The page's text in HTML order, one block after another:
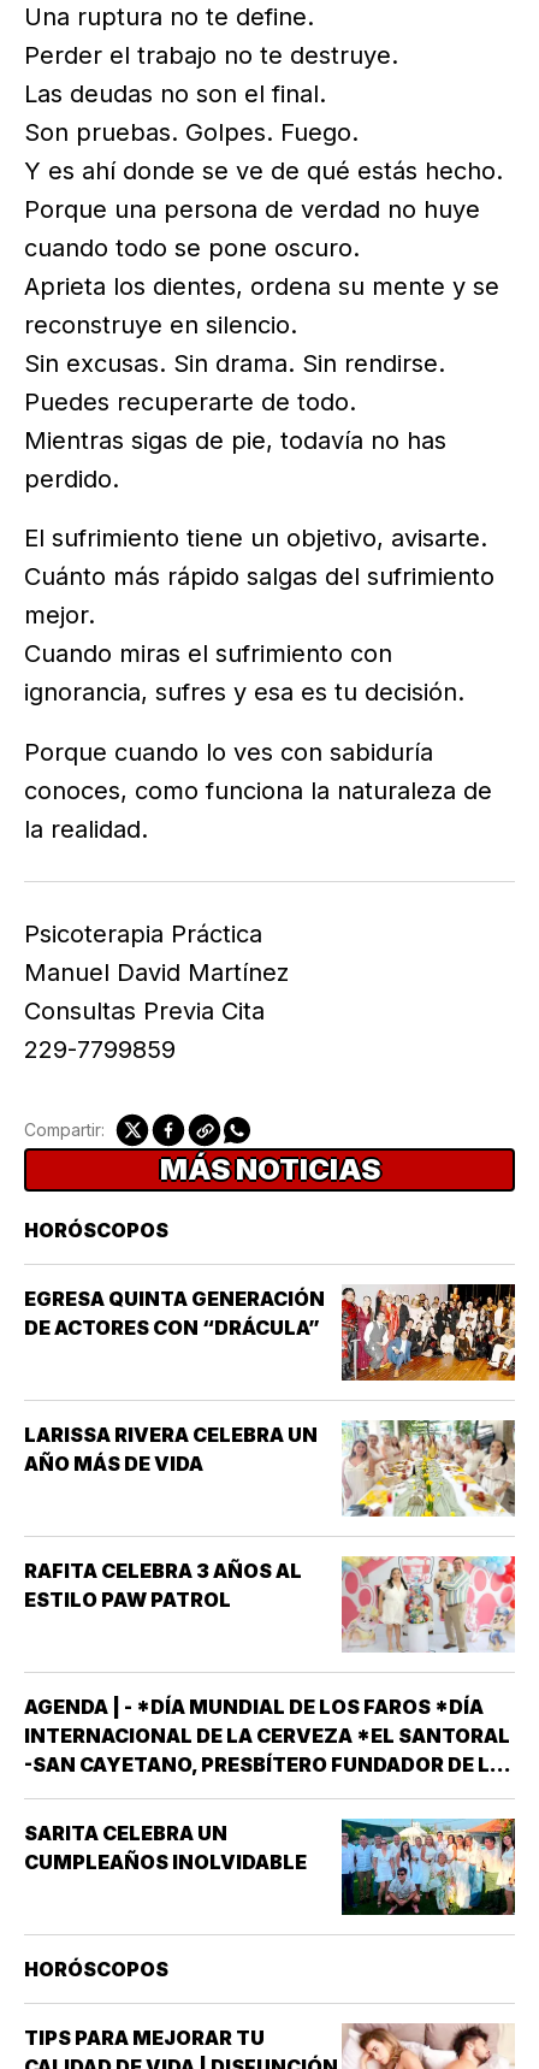
Una ruptura no te define.
Perder el trabajo no te destruye.
Las deudas no son el final.
Son pruebas. Golpes. Fuego.
Y es ahí donde se ve de qué estás hecho.
Porque una persona de verdad no huye
cuando todo se pone oscuro.
Aprieta los dientes, ordena su mente y se
reconstruye en silencio.
Sin excusas. Sin drama. Sin rendirse.
Puedes recuperarte de todo.
Mientras sigas de pie, todavía no has
perdido.
El sufrimiento tiene un objetivo, avisarte.
Cuánto más rápido salgas del sufrimiento
mejor.
Cuando miras el sufrimiento con
ignorancia, sufres y esa es tu decisión.
Porque cuando lo ves con sabiduría
conoces, como funciona la naturaleza de
la realidad.
Psicoterapia Práctica
Manuel David Martínez
Consultas Previa Cita
229-7799859
Compartir:
MÁS NOTICIAS
HORÓSCOPOS
EGRESA QUINTA GENERACIÓN
DE ACTORES CON “DRÁCULA”
LARISSA RIVERA CELEBRA UN
AÑO MÁS DE VIDA
RAFITA CELEBRA 3 AÑOS AL
ESTILO PAW PATROL
AGENDA | - *DÍA MUNDIAL DE LOS FAROS *DÍA
INTERNACIONAL DE LA CERVEZA *EL SANTORAL
-SAN CAYETANO, PRESBÍTERO FUNDADOR DE LA
ORDEN DE LOS TEATINOS. SANTOS Y MÁRTIRES
SIXTO II PAPA MÁRTIR Y SUS DISCÍPULOS
FELICÍSIMO Y AGAPITO. SAN MIGUEL DE LA
SARITA CELEBRA UN
CUMPLEAÑOS INOLVIDABLE
HORÓSCOPOS
TIPS PARA MEJORAR TU